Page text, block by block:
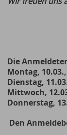
Die
Montag,
Dienstag,
Mittwoch,
Donnerstag,
Den